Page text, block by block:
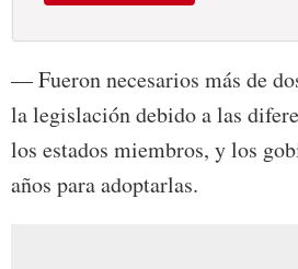
— Fueron necesarios más de
la legislación debido a las
los estados miembros, y los
años para adoptarlas.